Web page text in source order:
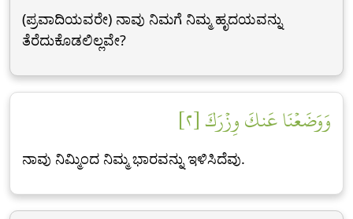
(ಪ್ರವಾದಿಯವರೇ) ನಾವು ನಿಮಗೆ ನಿಮ್ಮ ಹೃದಯವನ್ನು
ತೆರೆದುಕೊಡಲಿಲ್ಲವೇ?
وَوَضَعۡنَا عَنكَ وِزۡرَكَ [٢]
ನಾವು ನಿಮ್ಮಿಂದ ನಿಮ್ಮ ಭಾರವನ್ನು ಇಳಿಸಿದೆವು.